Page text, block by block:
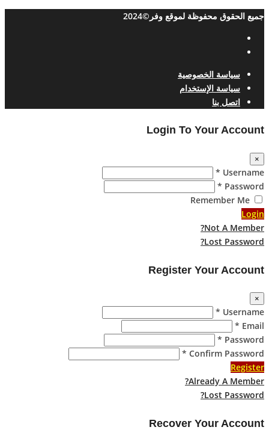
جميع الحقوق محفوظة لموقع وفر©2024
سياسة الخصوصية
سياسة الإستخدام
اتصل بنا
Login To Your Account
×
Username *
Password *
Remember Me
Login
Not A Member?
Lost Password?
Register Your Account
×
Username *
Email *
Password *
Confirm Password *
Register
Already A Member?
Lost Password?
Recover Your Account